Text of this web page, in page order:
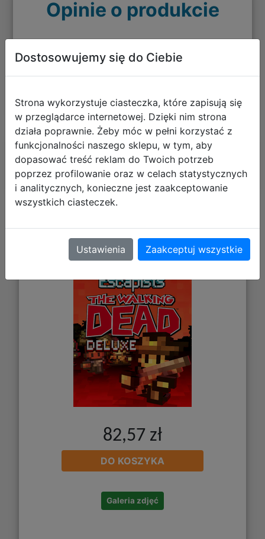
Opinie o produkcie
+ dodaj swoją opinię
Polecane
The Escapists: The Walking Dead
Deluxe Edition (PC) (klucz STEAM)
82,57 zł
DO KOSZYKA
Galeria zdjęć
Dostosowujemy się do Ciebie
Strona wykorzystuje ciasteczka, które zapisują się
w przeglądarce internetowej. Dzięki nim strona
działa poprawnie. Żeby móc w pełni korzystać z
funkcjonalności naszego sklepu, w tym, aby
dopasować treść reklam do Twoich potrzeb
poprzez profilowanie oraz w celach statystycznych
i analitycznych, konieczne jest zaakceptowanie
wszystkich ciasteczek.
Ustawienia Zaakceptuj wszystkie